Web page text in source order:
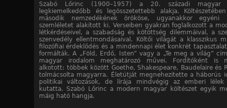
Szabó Lőrinc (1900–1957) a 20. századi magyar
legkiemelkedőbb és legösszetettebb alakja.
második nemzedékének örököse, ugyanakkor egyéni
szemléletet alakított ki. Verseiben gyakran foglalkozott a
létkérdéseivel, a szabadság és kötöttség dilemmáival, a
szenvedély ellentmondásaival. Költői világát a klasszikus
filozófiai érdeklődés és a mindennapi élet konkrét
formálták. A „Föld, Erdő, Isten” vagy a „Te meg a világ”
magyar irodalom meghatározó művei. Fordítóként is
alkotott: többek között Goethe, Shakespeare, Baudelaire és
tolmácsolta magyarra. Életútját megnehezítette a háborús
politikai változások, de lírája mindvégig az emberi lélek
kutatta. Szabó Lőrinc a modern magyar költészet egyik
máig ható hangja.